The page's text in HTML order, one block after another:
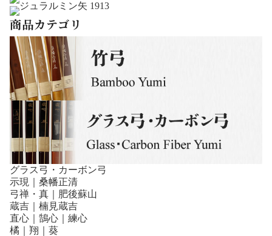
商品カテゴリ
グラス弓・カーボン弓
示現｜桑幡正清
弓禅・真｜肥後蘇山
蔵吉｜楠見蔵吉
直心｜鵠心｜練心
橘｜翔｜葵